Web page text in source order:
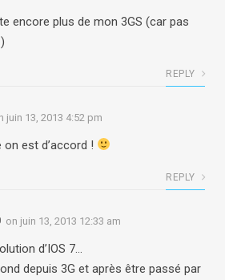
encore plus de mon 3GS (car pas
REPLY
juin 13, 2013 4:52 pm
on est d’accord !
REPLY
on juin 13, 2013 12:33 am
d’IOS 7…
depuis 3G et après être passé par